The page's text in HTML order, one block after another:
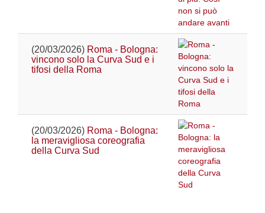
(20/03/2026) Roma - Bologna:
vincono solo la Curva Sud e i
tifosi della Roma
(20/03/2026) Roma - Bologna:
la meravigliosa coreografia
della Curva Sud